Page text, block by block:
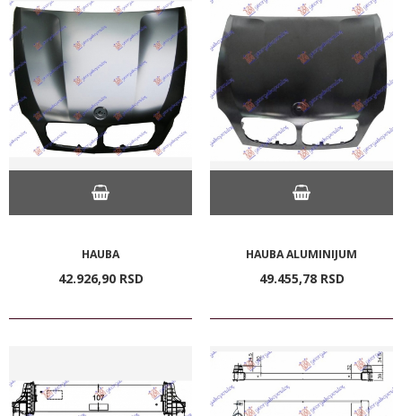
HAUBA
42.926,90 RSD
HAUBA ALUMINIJUM
49.455,78 RSD